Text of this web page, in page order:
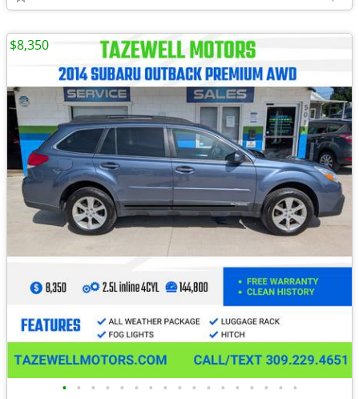
• • • • • • • • • • • • • • • • •
$8,350